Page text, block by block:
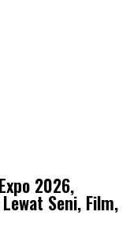
2026,
Seni, Film,